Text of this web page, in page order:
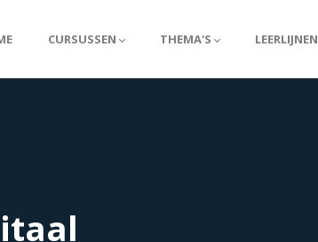
CURSUSSEN THEMA'S LEERLIJNEN